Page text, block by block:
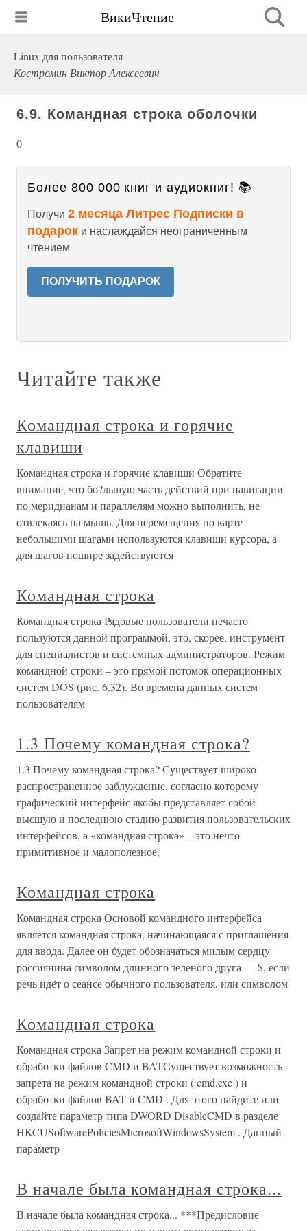
ВикиЧтение
Linux для пользователя
Костромин Виктор Алексеевич
6.9. Командная строка оболочки
0
Более 800 000 книг и аудиокниг! 📚
Получи 2 месяца Литрес Подписки в
подарок и наслаждайся неограниченным
чтением
ПОЛУЧИТЬ ПОДАРОК
Читайте также
Командная строка и горячие
клавиши
Командная строка и горячие клавиши Обратите
внимание, что бо?льшую часть действий при навигации
по меридианам и параллелям можно выполнить, не
отвлекаясь на мышь. Для перемещения по карте
небольшими шагами используются клавиши курсора, а
для шагов пошире задействуются
Командная строка
Командная строка Рядовые пользователи нечасто
пользуются данной программой, это, скорее, инструмент
для специалистов и системных администраторов. Режим
командной строки – это прямой потомок операционных
систем DOS (рис. 6.32). Во времена данных систем
пользователям
1.3 Почему командная строка?
1.3 Почему командная строка? Существует широко
распространенное заблуждение, согласно которому
графический интерфейс якобы представляет собой
высшую и последнюю стадию развития пользовательских
интерфейсов, а «командная строка» – это нечто
примитивное и малополезное,
Командная строка
Командная строка Основой командного интерфейса
является командная строка, начинающаяся с приглашения
для ввода. Далее он будет обозначаться милым сердцу
россиянина символом длинного зеленого друга — $, если
речь идёт о сеансе обычного пользователя, или символом
Командная строка
Командная строка Запрет на режим командной строки и
обработки файлов CMD и BATСуществует возможность
запрета на режим командной строки ( cmd.exe ) и
обработки файлов BAT и CMD . Для этого найдите или
создайте параметр типа DWORD DisableCMD в разделе
HKCUSoftwarePoliciesMicrosoftWindowsSystem . Данный
параметр
В начале была командная строка...
В начале была командная строка... ***Предисловие